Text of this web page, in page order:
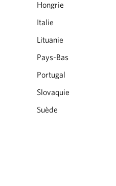
Hongrie
Italie
Lituanie
Pays-Bas
Portugal
Slovaquie
Suède